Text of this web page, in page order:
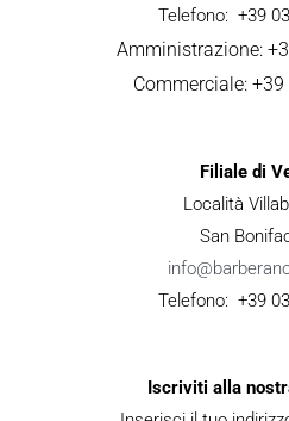
Telefono: +39
Amministrazione:
Commerciale:
Filiale di
Località
San
Telefono: +39
Iscriviti alla